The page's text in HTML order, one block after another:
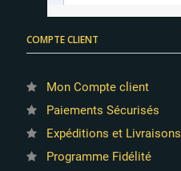
COMPTE CLIENT
Mon Compte client
Paiements Sécurisés
Expéditions et Livraisons
Programme Fidélité